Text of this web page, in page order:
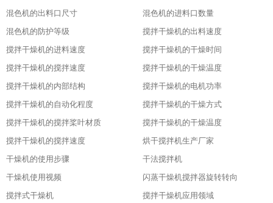
混色机的出料口尺寸
混色机的进料口数量
混色机的防护等级
搅拌干燥机的出料速度
搅拌干燥机的进料速度
搅拌干燥机的干燥时间
搅拌干燥机的搅拌速度
搅拌干燥机的干燥温度
搅拌干燥机的内部结构
搅拌干燥机的电机功率
搅拌干燥机的自动化程度
搅拌干燥机的干燥方式
搅拌干燥机的搅拌桨叶材质
搅拌干燥机的干燥温度
搅拌干燥机的搅拌速度
烘干搅拌机生产厂家
干燥机的使用步骤
干法搅拌机
干燥机使用视频
闪蒸干燥机搅拌器旋转转向
搅拌式干燥机
搅拌干燥机应用领域